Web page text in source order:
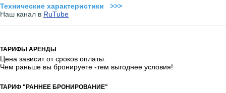
Технические характеристики >>>
Наш канал в RuTube
ТАРИФЫ АРЕНДЫ
Цена зависит от сроков оплаты.
Чем раньше вы бронируете -тем выгоднее условия!
ТАРИФ "РАННЕЕ БРОНИРОВАНИЕ"